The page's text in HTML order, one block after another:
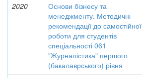
2020
Основи бізнесу та
менеджменту. Методичні
рекомендації до самостійної
роботи для студентів
спеціальності 061
"Журналістика" першого
(бакалаврського) рівня